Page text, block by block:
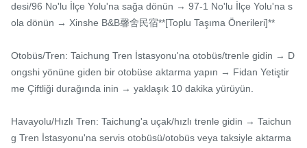
desi/96 No'lu İlçe Yolu'na sağa dönün → 97-1 No'lu İlçe Yolu'na s
ola dönün → Xinshe B&B馨舍民宿**[Toplu Taşıma Önerileri]**
Otobüs/Tren: Taichung Tren İstasyonu'na otobüs/trenle gidin → D
ongshi yönüne giden bir otobüse aktarma yapın → Fidan Yetiştir
me Çiftliği durağında inin → yaklaşık 10 dakika yürüyün.
Havayolu/Hızlı Tren: Taichung'a uçak/hızlı trenle gidin → Taichun
g Tren İstasyonu'na servis otobüsü/otobüs veya taksiyle aktarma